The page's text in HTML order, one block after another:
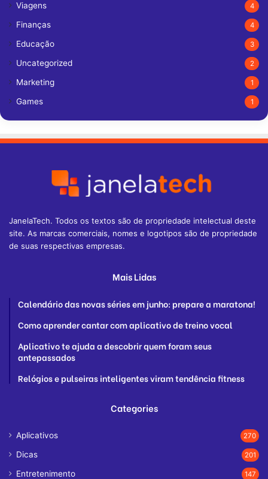
Viagens 4
Finanças 4
Educação 3
Uncategorized 2
Marketing 1
Games 1
JanelaTech. Todos os textos são de propriedade intelectual deste
site. As marcas comerciais, nomes e logotipos são de propriedade
de suas respectivas empresas.
Mais Lidas
Calendário das novas séries em junho: prepare a maratona!
Como aprender cantar com aplicativo de treino vocal
Aplicativo te ajuda a descobrir quem foram seus
antepassados
Relógios e pulseiras inteligentes viram tendência fitness
Categories
Aplicativos 270
Dicas 201
Entretenimento 147